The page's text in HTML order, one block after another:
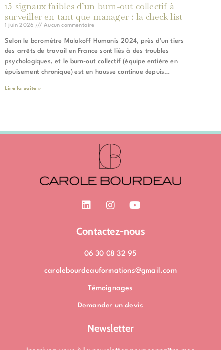
15 signaux faibles d’un burn-out collectif à
surveiller en tant que manager : la check-list
1 juin 2026 Aucun commentaire
Selon le baromètre Malakoff Humanis 2024, près d’un tiers
des arrêts de travail en France sont liés à des troubles
psychologiques, et le burn-out collectif (équipe entière en
épuisement chronique) est en hausse continue depuis…
Lire la suite »
L
i
k
d
n
I
n
t
g
a
Y
o
t
b
Contactez-nous
06 30 08 32 95
carolebourdeauformations@gmail.com
Témoignages
Demander un devis
Newsletter